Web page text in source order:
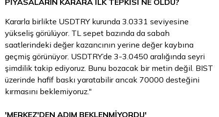
PİYASALARIN KARARA İLK TEPKİSİ NE OLDU?
Kararla birlikte USDTRY kurunda 3.0331 seviyesine
yükseliş görülüyor. TL sepet bazında da sabah
saatlerindeki değer kazancının yerine değer kaybına
geçmiş görünüyor. USDTRY’de 3-3.0450 aralığında seyri
şimdilik takip ediyoruz. Bunu bozacak bir metin değil. BIST
üzerinde hafif baskı yaratabilir ancak 70000 desteğini
kırmasını beklemiyoruz."
'MERKEZ'DEN ADIM BEKLENMİYORDU'